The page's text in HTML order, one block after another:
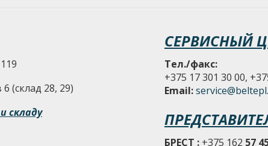
(склад 28, 29)
складу
СЕРВИСНЫЙ
Тел./факс:
+375 17 301 30 00,
Email:
БРЕСТ : +375 162 57